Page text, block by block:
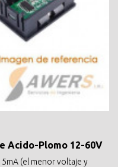
Acido-Plomo 12-60V
(el menor voltaje y